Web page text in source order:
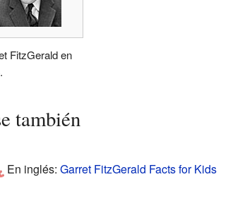
FitzGerald en
también
En inglés: Garret FitzGerald Facts for Kids